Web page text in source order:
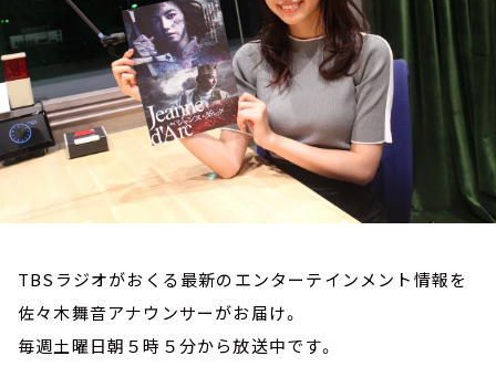
TBSラジオがおくる最新のエンターテインメント情報を
佐々木舞音アナウンサーがお届け。
毎週土曜日朝５時５分から放送中です。